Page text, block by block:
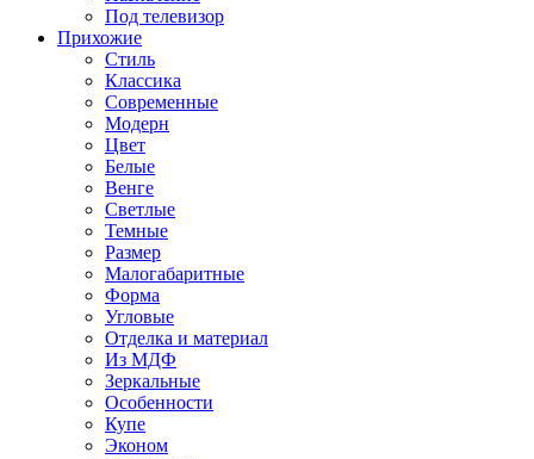
Под телевизор
Прихожие
Стиль
Классика
Современные
Модерн
Цвет
Белые
Венге
Светлые
Темные
Размер
Малогабаритные
Форма
Угловые
Отделка и материал
Из МДФ
Зеркальные
Особенности
Купе
Эконом